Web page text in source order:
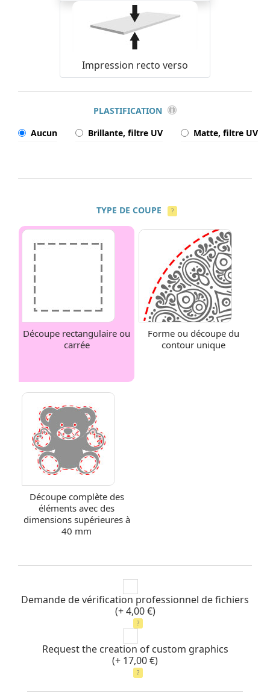
Impression recto verso
PLASTIFICATION
Aucun
Brillante, filtre UV Matte, filtre UV
TYPE DE COUPE ?
Découpe rectangulaire ou
carrée
Forme ou découpe du
contour unique
Découpe complète des
éléments avec des
dimensions supérieures à
40 mm
Demande de vérification professionnel de fichiers
(+ 4,00 €)
?
Request the creation of custom graphics
(+ 17,00 €)
?